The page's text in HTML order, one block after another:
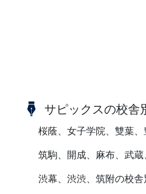
サピックスの校舎
桜蔭、女子学院、雙葉
筑駒、開成、麻布、武
渋幕、渋渋、筑附の校舎